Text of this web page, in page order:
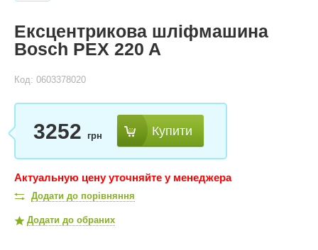
Ексцентрикова шліфмашина
Bosch PEX 220 A
Код: 0603378020
3252 грн Купити
Актуальную цену уточняйте у менеджера
Додати до порівняння
Додати до обраних